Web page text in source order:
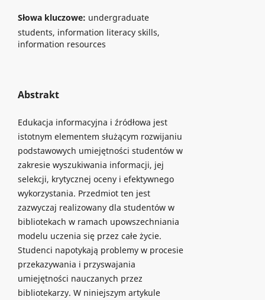
Słowa kluczowe: undergraduate
students, information literacy skills,
information resources
Abstrakt
Edukacja informacyjna i źródłowa jest
istotnym elementem służącym rozwijaniu
podstawowych umiejętności studentów w
zakresie wyszukiwania informacji, jej
selekcji, krytycznej oceny i efektywnego
wykorzystania. Przedmiot ten jest
zazwyczaj realizowany dla studentów w
bibliotekach w ramach upowszechniania
modelu uczenia się przez całe życie.
Studenci napotykają problemy w procesie
przekazywania i przyswajania
umiejętności nauczanych przez
bibliotekarzy. W niniejszym artykule